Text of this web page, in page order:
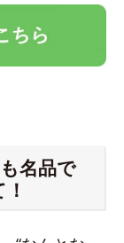
名品で